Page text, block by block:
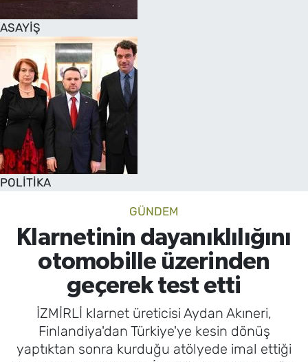
ASAYİŞ
POLİTİKA
GÜNDEM
Klarnetinin dayanıklılığını
otomobille üzerinden
geçerek test etti
İZMİRLİ klarnet üreticisi Aydan Akıneri,
Finlandiya'dan Türkiye'ye kesin dönüş
yaptıktan sonra kurduğu atölyede imal ettiği